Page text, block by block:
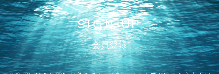
SIGN UP
会員登録